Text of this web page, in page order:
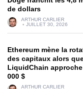
de dollars
ARTHUR CARLIER
JUILLET 30, 2026
Ethereum mène la
des capitaux alors
LiquidChain
000 $
ARTHUR CARLIER